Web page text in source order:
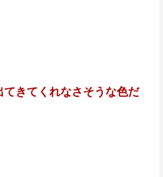
きてくれなさそうな色だ